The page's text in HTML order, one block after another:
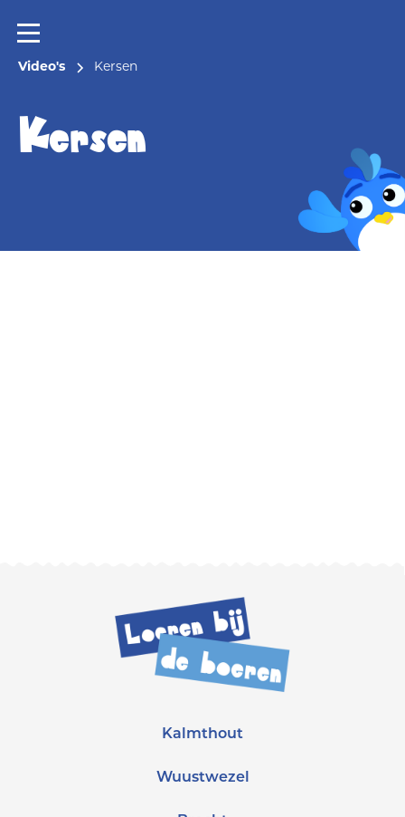
Video's Kersen
Kersen
Kalmthout
Wuustwezel